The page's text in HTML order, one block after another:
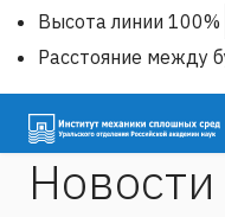
Высота линии 100%
Расстояние между
Новости